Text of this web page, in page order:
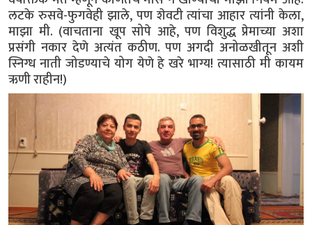
लटके रुसवे-फुगवेही झाले, पण शेवटी त्यांचा आहार त्यांनी केला,
माझा मी. (वाचताना खूप सोपे आहे, पण विशुद्ध प्रेमाच्या अशा
प्रसंगी नकार देणे अत्यंत कठीण. पण अगदी अनोळखीतून अशी
स्निग्ध नाती जोडण्याचे योग येणे हे खरे भाग्य! त्यासाठी मी कायम
ऋणी राहीन!)